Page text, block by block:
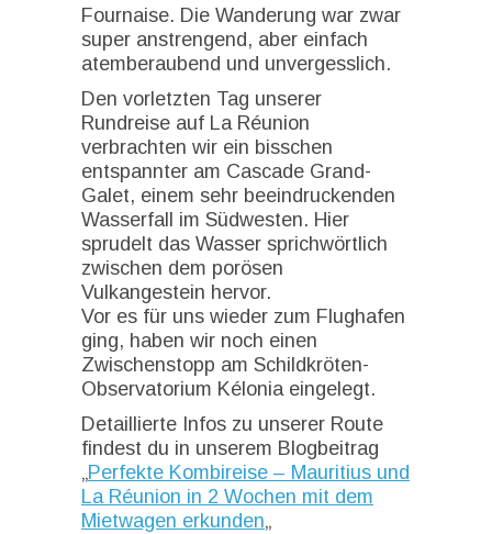
Fournaise. Die Wanderung war zwar
super anstrengend, aber einfach
atemberaubend und unvergesslich.
Den vorletzten Tag unserer
Rundreise auf La Réunion
verbrachten wir ein bisschen
entspannter am Cascade Grand-
Galet, einem sehr beeindruckenden
Wasserfall im Südwesten. Hier
sprudelt das Wasser sprichwörtlich
zwischen dem porösen
Vulkangestein hervor.
Vor es für uns wieder zum Flughafen
ging, haben wir noch einen
Zwischenstopp am Schildkröten-
Observatorium Kélonia eingelegt.
Detaillierte Infos zu unserer Route
findest du in unserem Blogbeitrag
„Perfekte Kombireise – Mauritius und
La Réunion in 2 Wochen mit dem
Mietwagen erkunden„